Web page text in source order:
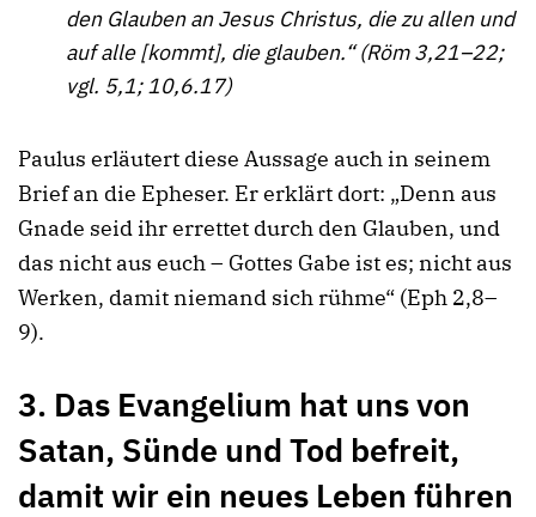
den Glauben an Jesus Christus, die zu allen und
auf alle [kommt], die glauben.“ (Röm 3,21–22;
vgl. 5,1; 10,6.17)
Paulus erläutert diese Aussage auch in seinem
Brief an die Epheser. Er erklärt dort: „Denn aus
Gnade seid ihr errettet durch den Glauben, und
das nicht aus euch – Gottes Gabe ist es; nicht aus
Werken, damit niemand sich rühme“ (Eph 2,8–
9).
3. Das Evangelium hat uns von
Satan, Sünde und Tod befreit,
damit wir ein neues Leben führen